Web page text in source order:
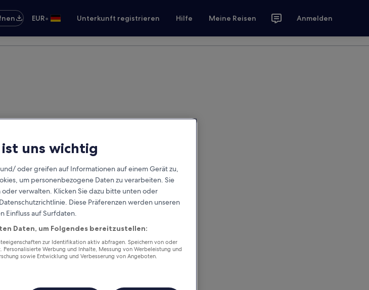
EUR• Unterkunft registrieren Hilfe Meine Reisen Anmelden
uns wichtig
oder greifen auf Informationen auf einem Gerät zu,
um personenbezogene Daten zu verarbeiten. Sie
verwalten. Klicken Sie dazu bitte unten oder
Diese Präferenzen werden unseren
Einfluss auf Surfdaten.
Daten, um Folgendes bereitzustellen:
zur Identifikation aktiv abfragen. Speichern von oder
Werbung und Inhalte, Messung von Werbeleistung und
sowie Entwicklung und Verbesserung von Angeboten.